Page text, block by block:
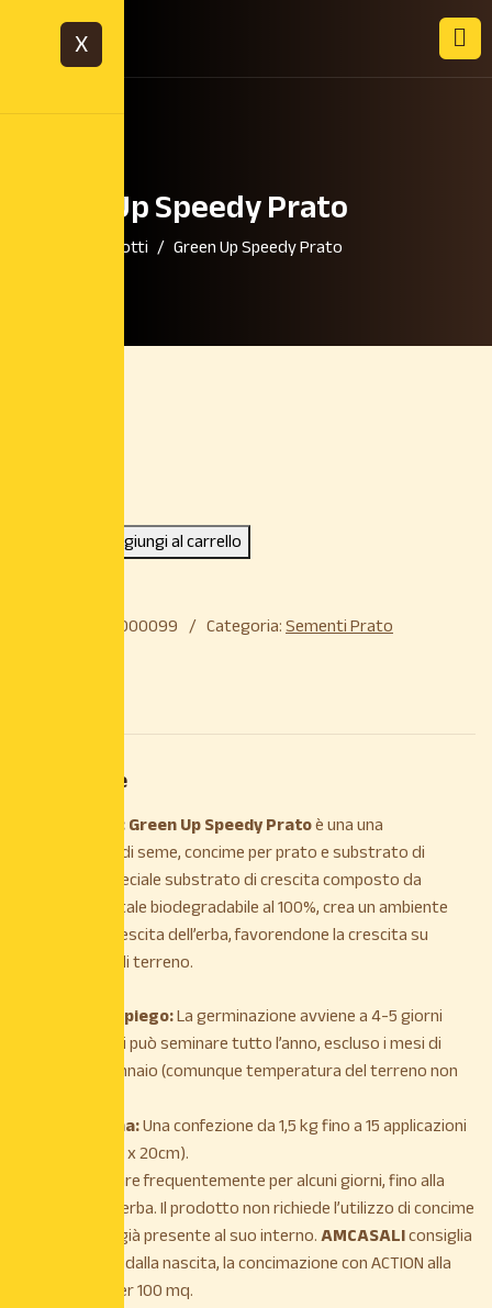
X
Green Up Speedy Prato
Prodotti Green Up Speedy Prato
Aggiungi al carrello
8023647000099 Categoria:Sementi Prato
Descrizione
DESCRIZIONE: Green Up Speedy Pratoè una una
combinazione di seme, concime per prato e substrato di
crescita. Lo speciale substrato di crescita composto da
cellulosa vegetale biodegradabile al 100%, crea un ambiente
ideale per la crescita dell’erba, favorendone la crescita su
qualsiasi tipo di terreno.
Modalità d’impiego:La germinazione avviene a 4-5 giorni
dalla semina. Si può seminare tutto l’anno, escluso i mesi di
Dicembre e Gennaio (comunque temperatura del terreno non
Dose di semina:Una confezione da 1,5 kg fino a 15 applicazioni
(macchie 20cm x 20cm).
Irrigare frequentemente per alcuni giorni, fino alla
comparsa dell’erba. Il prodotto non richiede l’utilizzo di concime
starter, che è già presente al suo interno.AMCASALIconsiglia
dopo 20 giorni dalla nascita, la concimazione con ACTION alla
dose di 4 Kg per 100 mq.